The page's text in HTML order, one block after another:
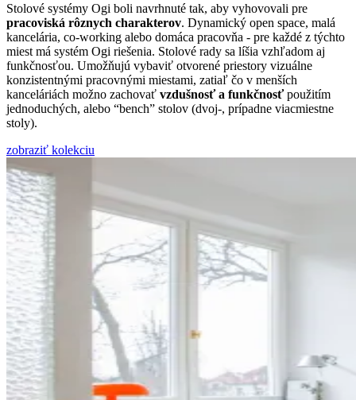
Stolové systémy Ogi boli navrhnuté tak, aby vyhovovali pre
pracoviská rôznych charakterov. Dynamický open space, malá
kancelária, co-working alebo domáca pracovňa - pre každé z týchto
miest má systém Ogi riešenia. Stolové rady sa líšia vzhľadom aj
funkčnosťou. Umožňujú vybaviť otvorené priestory vizuálne
konzistentnými pracovnými miestami, zatiaľ čo v menších
kanceláriách možno zachovať vzdušnosť a funkčnosťpoužitím
jednoduchých, alebo “bench” stolov (dvoj-, prípadne viacmiestne
stoly).
zobraziť kolekciu